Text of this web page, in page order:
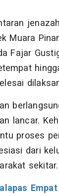
Muara
Fajar
lancar.
proses
dari
sekitar.